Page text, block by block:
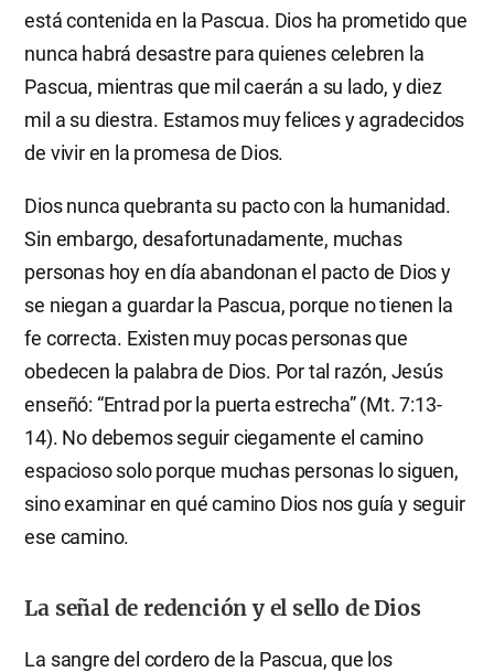
está contenida en la Pascua. Dios ha prometido que
nunca habrá desastre para quienes celebren la
Pascua, mientras que mil caerán a su lado, y diez
mil a su diestra. Estamos muy felices y agradecidos
de vivir en la promesa de Dios.
Dios nunca quebranta su pacto con la humanidad.
Sin embargo, desafortunadamente, muchas
personas hoy en día abandonan el pacto de Dios y
se niegan a guardar la Pascua, porque no tienen la
fe correcta. Existen muy pocas personas que
obedecen la palabra de Dios. Por tal razón, Jesús
enseñó: “Entrad por la puerta estrecha” (Mt. 7:13-
14). No debemos seguir ciegamente el camino
espacioso solo porque muchas personas lo siguen,
sino examinar en qué camino Dios nos guía y seguir
ese camino.
La señal de redención y el sello de Dios
La sangre del cordero de la Pascua, que los